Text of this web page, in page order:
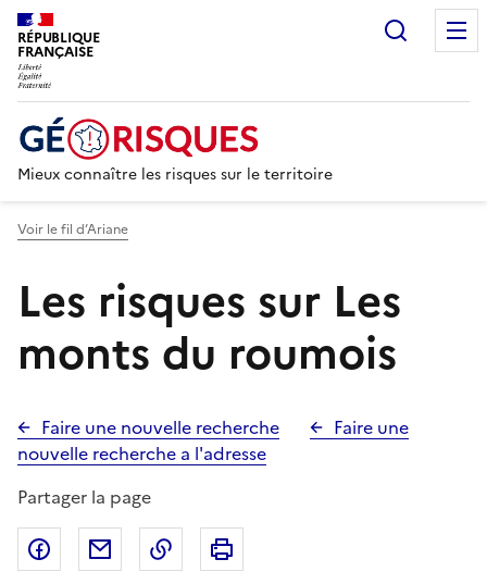
RÉPUBLIQUE
FRANÇAISE
Mieux connaître les risques sur le territoire
Voir le fil d’Ariane
Les risques sur Les
monts du roumois
Faire une nouvelle recherche
Faire une
nouvelle recherche a l'adresse
Partager la page
Partager sur Facebook
Partager par emailCopier dans le presse-papier